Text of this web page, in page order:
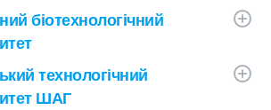
біотехнологічний
технологічний
ШАГ